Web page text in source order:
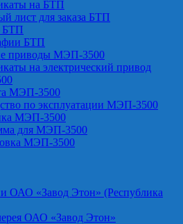
на БТП
лист для заказа БТП
БТП
БТП
приводы МЭП-3500
на электрический привод
МЭП-3500
по эксплуатации МЭП-3500
МЭП-3500
для МЭП-3500
МЭП-3500
ОАО «Завод Этон» (Республика
ОАО «Завод Этон»